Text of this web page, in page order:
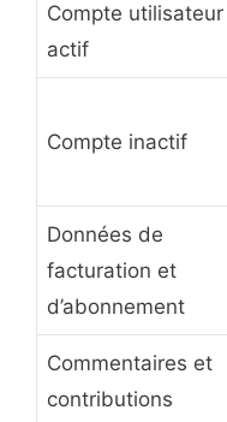
Compte utilisateur
actif
Compte inactif
Données de
facturation et
d’abonnement
Commentaires et
contributions